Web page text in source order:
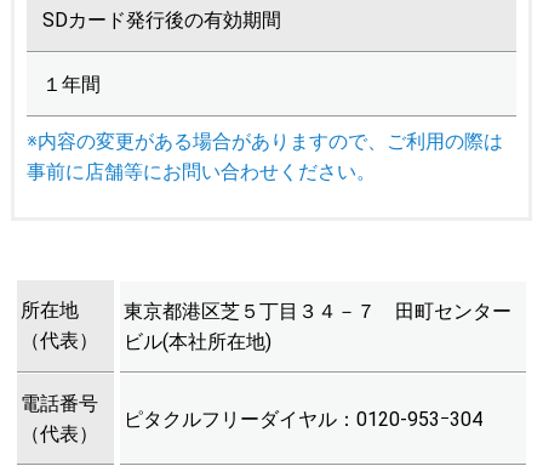
SDカード発行後の有効期間
１年間
※内容の変更がある場合がありますので、ご利用の際は
事前に店舗等にお問い合わせください。
所在地
（代表）
東京都港区芝５丁目３４－７ 田町センター
ビル(本社所在地)
電話番号
（代表）
ピタクルフリーダイヤル：0120-953ｰ304